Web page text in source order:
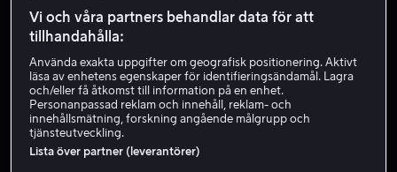
5.5 Komedi 2018 1 h 19 min
15 år
HD
Hyr 49 kr
Köp 99 kr
Vi och våra partners behandlar data för att
tillhandahålla:
Använda exakta uppgifter om geografisk positionering. Aktivt
läsa av enhetens egenskaper för identifieringsändamål. Lagra
och/eller få åtkomst till information på en enhet.
Personanpassad reklam och innehåll, reklam- och
innehållsmätning, forskning angående målgrupp och
tjänsteutveckling.
Lista över partner (leverantörer)